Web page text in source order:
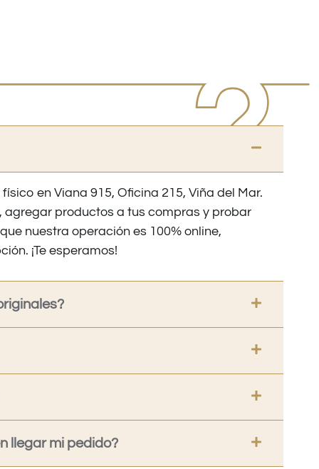
en Viana 915, Oficina 215, Viña del Mar.
agregar productos a tus compras y probar
nuestra operación es 100% online,
¡Te esperamos!
llegar mi pedido?